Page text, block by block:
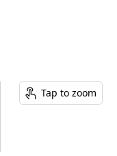
Tap to zoom